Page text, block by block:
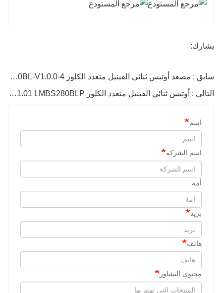
يشارك:
سابق : مصعد أوتيس ثنائي الفينيل متعدد الكلور LMBS430BL-V1.0.0-4
التالي : أوتيس ثنائي الفينيل متعدد الكلور LMBS280-V1.01 LMBS280BLP
اسم
اسم الشركة
أمة
بريد
هاتف
محتوى التشاور